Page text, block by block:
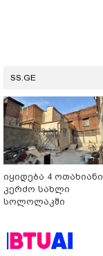
SS.GE
იყიდება 4 ოთახიანი
კერძო სახლი
სოლოლაკში